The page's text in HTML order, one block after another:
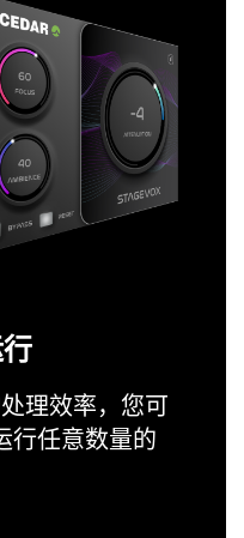
理效率，您可
行任意数量的